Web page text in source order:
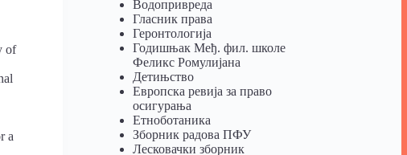
of
a
Водопривреда
Гласник права
Геронтологија
Годишњак Међ. фил. школе
Феликс Ромулијана
Детињство
Европска ревија за право
осигурања
Eтноботаника
Зборник радова ПФУ
Лесковачки зборник